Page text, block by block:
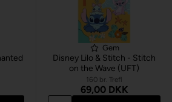
Gem
Disney Lilo & Stitch - Stitch
on the Wave (UFT)
160 br. Trefl
69,00 DKK